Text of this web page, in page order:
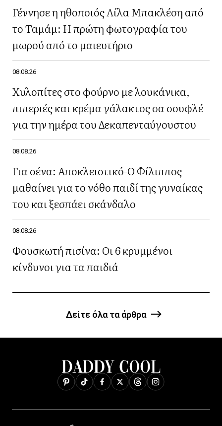
Γέννησε η ηθοποιός Λίλα Μπακλέση από
το Ταμάμ: Η πρώτη φωτογραφία του
μωρού από το μαιευτήριο
08.08.26
Χυλοπίτες στο φούρνο με λουκάνικα,
πιπεριές και κρέμα γάλακτος σα σουφλέ
για την ημέρα του Δεκαπενταύγουστου
08.08.26
Για σένα: Αποκλειστικό-Ο Φίλιππος
μαθαίνει για το νόθο παιδί της γυναίκας
του και ξεσπάει σκάνδαλο
08.08.26
Φουσκωτή πισίνα: Οι 6 κρυμμένοι
κίνδυνοι για τα παιδιά
Δείτε όλα τα άρθρα